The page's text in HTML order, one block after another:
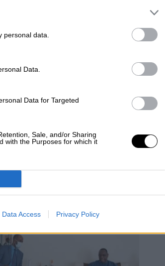
personal data.
Data.
Data for Targeted
Sale, and/or Sharing
with the Purposes for which it
Data Access Privacy Policy
El incendio originado por
a más de 20.000
hectáreas y es el más
grave desde 1984